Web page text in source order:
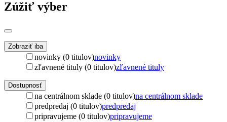
Zúžiť výber
Zobraziť iba
novinky (0 titulov)novinky
zľavnené tituly (0 titulov)zľavnené tituly
Dostupnosť
na centrálnom sklade (0 titulov)na centrálnom sklade
predpredaj (0 titulov)predpredaj
pripravujeme (0 titulov)pripravujeme